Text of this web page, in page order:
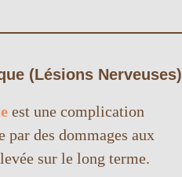
(Lésions Nerveuses)
est une complication
par des dommages aux
sur le long terme.